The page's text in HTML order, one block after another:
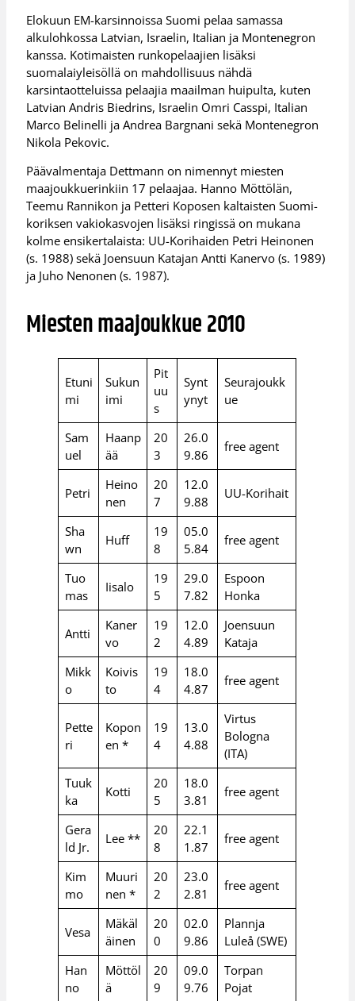
Elokuun EM-karsinnoissa Suomi pelaa samassa
alkulohkossa Latvian, Israelin, Italian ja Montenegron
kanssa. Kotimaisten runkopelaajien lisäksi
suomalaiyleisöllä on mahdollisuus nähdä
karsintaotteluissa pelaajia maailman huipulta, kuten
Latvian Andris Biedrins, Israelin Omri Casspi, Italian
Marco Belinelli ja Andrea Bargnani sekä Montenegron
Nikola Pekovic.
Päävalmentaja Dettmann on nimennyt miesten
maajoukkuerinkiin 17 pelaajaa. Hanno Möttölän,
Teemu Rannikon ja Petteri Koposen kaltaisten Suomi-
koriksen vakiokasvojen lisäksi ringissä on mukana
kolme ensikertalaista: UU-Korihaiden Petri Heinonen
(s. 1988) sekä Joensuun Katajan Antti Kanervo (s. 1989)
ja Juho Nenonen (s. 1987).
Miesten maajoukkue 2010
Etuni
mi
Sukun
imi
Pit
uu
s
Synt
ynyt
Seurajoukk
ue
Sam
uel
Haanp
ää
20
3
26.0
9.86
free agent
Petri
Heino
nen
20
7
12.0
9.88
UU-Korihait
Sha
wn
Huff
19
8
05.0
5.84
free agent
Tuo
mas
Iisalo
19
5
29.0
7.82
Espoon
Honka
Antti
Kaner
vo
19
2
12.0
4.89
Joensuun
Kataja
Mikk
o
Koivis
to
19
4
18.0
4.87
free agent
Pette
ri
Kopon
en *
19
4
13.0
4.88
Virtus
Bologna
(ITA)
Tuuk
ka
Kotti
20
5
18.0
3.81
free agent
Gera
ld Jr.
Lee **
20
8
22.1
1.87
free agent
Kim
mo
Muuri
nen *
20
2
23.0
2.81
free agent
Vesa
Mäkäl
äinen
20
0
02.0
9.86
Plannja
Luleå (SWE)
Han
no
Möttöl
ä
20
9
09.0
9.76
Torpan
Pojat